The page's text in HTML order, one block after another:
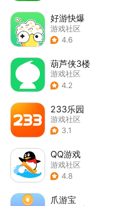
好游快爆
游戏社区
4.6
葫芦侠3楼
游戏社区
4.2
233乐园
游戏社区
3.1
QQ游戏
游戏社区
4.8
爪游宝